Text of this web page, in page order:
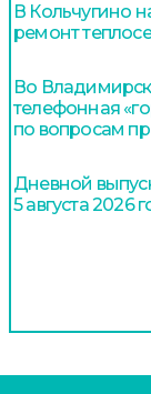
В Кольчугино
ремонт
Во
телефонная
по вопросам
Дневной
5 августа 2026